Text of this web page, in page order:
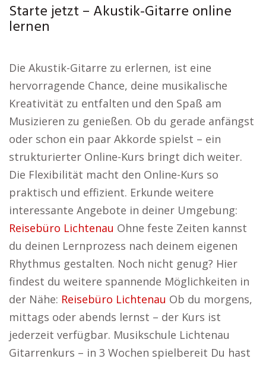
Starte jetzt – Akustik-Gitarre online
lernen
Die Akustik-Gitarre zu erlernen, ist eine
hervorragende Chance, deine musikalische
Kreativität zu entfalten und den Spaß am
Musizieren zu genießen. Ob du gerade anfängst
oder schon ein paar Akkorde spielst – ein
strukturierter Online-Kurs bringt dich weiter.
Die Flexibilität macht den Online-Kurs so
praktisch und effizient. Erkunde weitere
interessante Angebote in deiner Umgebung:
Reisebüro Lichtenau Ohne feste Zeiten kannst
du deinen Lernprozess nach deinem eigenen
Rhythmus gestalten. Noch nicht genug? Hier
findest du weitere spannende Möglichkeiten in
der Nähe: Reisebüro Lichtenau Ob du morgens,
mittags oder abends lernst – der Kurs ist
jederzeit verfügbar. Musikschule Lichtenau
Gitarrenkurs – in 3 Wochen spielbereit Du hast